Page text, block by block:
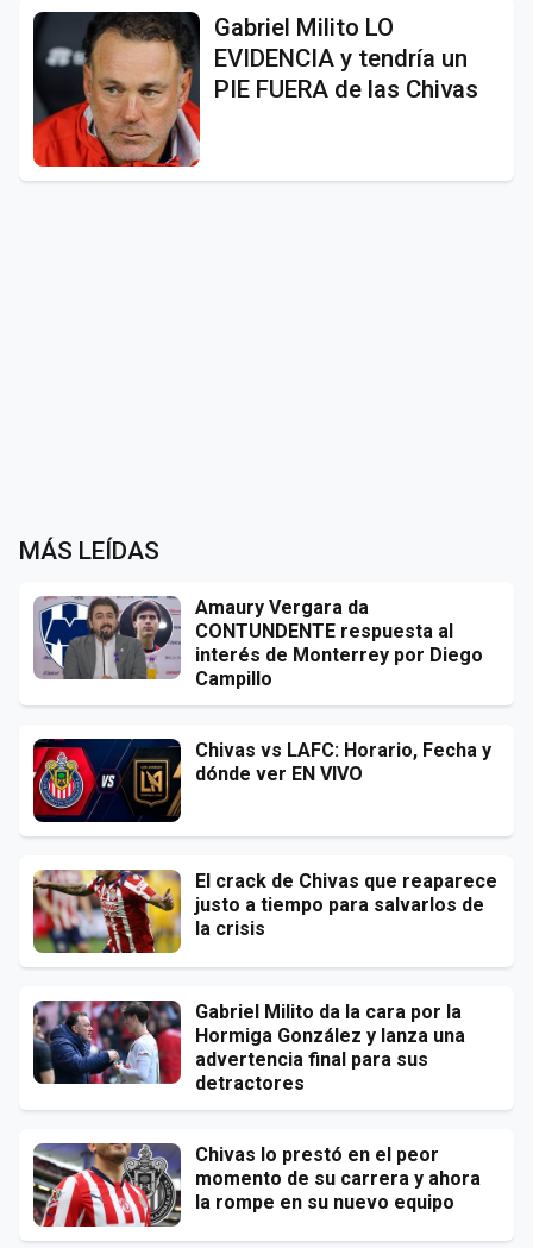
Gabriel Milito LO
EVIDENCIA y tendría un
PIE FUERA de las Chivas
MÁS LEÍDAS
Amaury Vergara da
CONTUNDENTE respuesta al
interés de Monterrey por Diego
Campillo
Chivas vs LAFC: Horario, Fecha y
dónde ver EN VIVO
El crack de Chivas que reaparece
justo a tiempo para salvarlos de
la crisis
Gabriel Milito da la cara por la
Hormiga González y lanza una
advertencia final para sus
detractores
Chivas lo prestó en el peor
momento de su carrera y ahora
la rompe en su nuevo equipo